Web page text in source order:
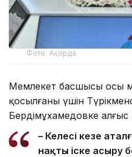
Фото: Ақорда
Мемлекет басшысы осы
қосылғаны үшін
Бердімұхамедовке алғыс
– Келесі кезең
нақты іске асыру